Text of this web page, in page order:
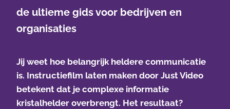
de ultieme gids voor bedrijven en
organisaties
Jij weet hoe belangrijk heldere communicatie
is. Instructiefilm laten maken door Just Video
betekent dat je complexe informatie
kristalhelder overbrengt. Het resultaat?